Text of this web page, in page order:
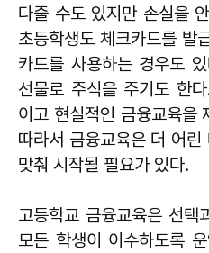
다줄 수도 있지만 손실을
초등학생도 체크카드를 발
카드를 사용하는 경우도
선물로 주식을 주기도 한
이고 현실적인 금융교육을
따라서 금융교육은 더 어린
맞춰 시작될 필요가 있다.
고등학교 금융교육은 선택
모든 학생이 이수하도록